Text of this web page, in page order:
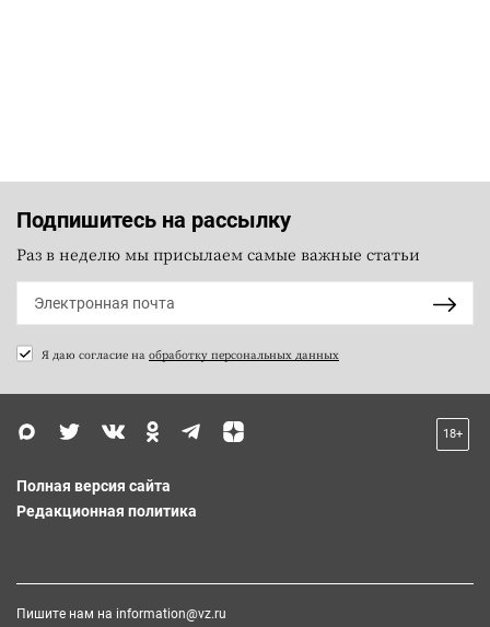
Подпишитесь на рассылку
Раз в неделю мы присылаем самые важные статьи
Я даю согласие на обработку персональных данных
18+
Полная версия сайта
Редакционная политика
Пишите нам на information@vz.ru